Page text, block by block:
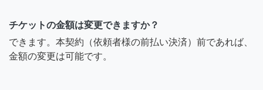
チケットの金額は変更できますか？
できます。本契約（依頼者様の前払い決済）前であれば、
金額の変更は可能です。